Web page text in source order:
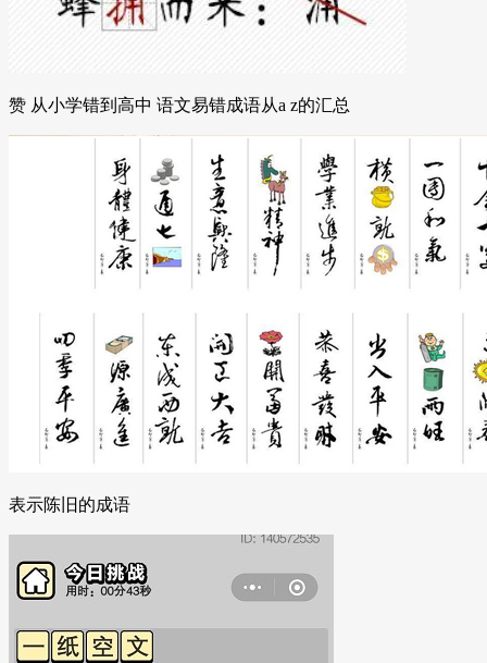
赞 从小学错到高中 语文易错成语从a z的汇总
表示陈旧的成语